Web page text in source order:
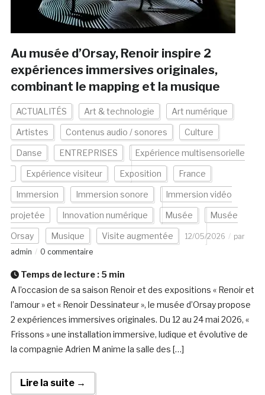
Au musée d’Orsay, Renoir inspire 2
expériences immersives originales,
combinant le mapping et la musique
ACTUALITÉS Art & technologie Art numérique
Artistes Contenus audio / sonores Culture
Danse ENTREPRISES Expérience multisensorielle
Expérience visiteur Exposition France
Immersion Immersion sonore Immersion vidéo
projetée Innovation numérique Musée Musée
Orsay Musique Visite augmentée 12/05/2026
par
admin
0 commentaire
Temps de lecture : 5 min
A l’occasion de sa saison Renoir et des expositions « Renoir et
l’amour » et « Renoir Dessinateur », le musée d’Orsay propose
2 expériences immersives originales. Du 12 au 24 mai 2026, «
Frissons » une installation immersive, ludique et évolutive de
la compagnie Adrien M anime la salle des […]
Lire la suite →